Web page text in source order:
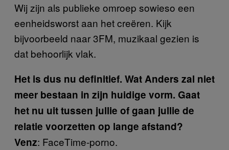
Wij zijn als publieke omroep sowieso een
eenheidsworst aan het creëren. Kijk
bijvoorbeeld naar 3FM, muzikaal gezien is
dat behoorlijk vlak.
Het is dus nu definitief. Wat Anders zal niet
meer bestaan in zijn huidige vorm. Gaat
het nu uit tussen jullie of gaan jullie de
relatie voorzetten op lange afstand?
Venz: FaceTime-porno.